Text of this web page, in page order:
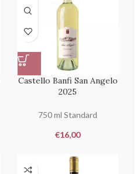
Castello Banfi San Angelo
2025
750 ml Standard
€16,00